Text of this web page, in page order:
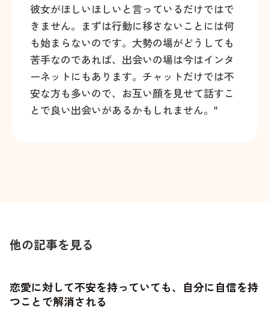
彼女がほしいほしいと言っているだけではで
きません。まずは行動に移さないことには何
も始まらないのです。大勢の場がどうしても
苦手なのであれば、出会いの場は今はインタ
ーネットにもあります。チャットだけでは不
安な方も多いので、お互い顔を見せて話すこ
とで良い出会いがあるかもしれません。"
他の記事を見る
恋愛に対して不安を持っていても、自分に自信を持
つことで解消される